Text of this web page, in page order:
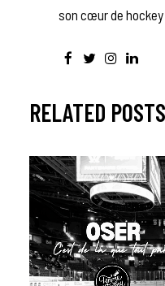
son cœur de
RELATED POSTS